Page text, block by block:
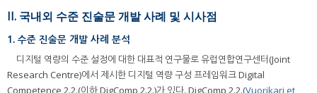
II. 국내외 수준 진술문 개발 사례 및 시사점
1. 수준 진술문 개발 사례 분석
디지털 역량의 수준 설정에 대한 대표적 연구물로 유럽연합연구센터(Joint
Research Centre)에서 제시한 디지털 역량 구성 프레임워크 Digital
Competence 2.2.(이하 DigComp 2.2.)가 있다. DigComp 2.2.(Vuorikari et